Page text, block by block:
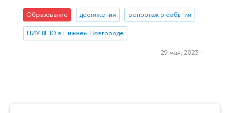
Образование достижения репортаж о событии
НИУ ВШЭ в Нижнем Новгороде
29 мая, 2023 г.